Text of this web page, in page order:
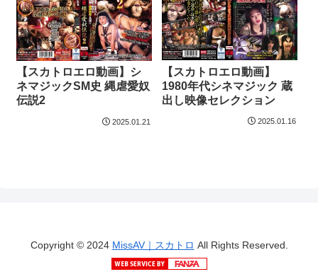
【スカトロエロ動画】シ
ネマジックSM史 縄虐愛奴
伝説2
2025.01.21
【スカトロエロ動画】
1980年代シネマジック 蔵
出し映像セレクション
2025.01.16
Copyright © 2024 MissAV｜スカトロ All Rights Reserved.